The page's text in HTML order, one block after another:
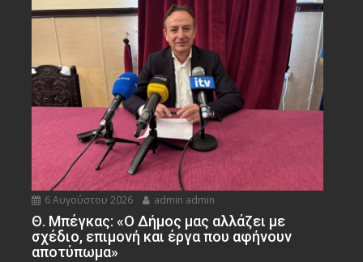
6 Αυγούστου 2026 admin admin
Θ. Μπέγκας: «Ο Δήμος μας αλλάζει με
σχέδιο, επιμονή και έργα που αφήνουν
αποτύπωμα»